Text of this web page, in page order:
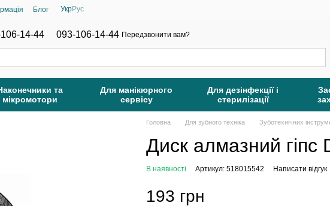
Блог УкрРус
14-44 093-106-14-44 Передзвонити вам?
та
мікромотори
Для манікюрного
сервісу
Для дезінфекції і
стерилізації
Головна Для зубного техніка Зуботехнічних
Диск алмазний гіпс
В наявності Артикул: 518015542 Написати відгук
193 грн